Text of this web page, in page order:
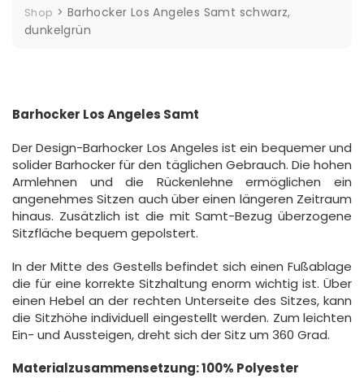
Shop > Barhocker Los Angeles Samt schwarz,
dunkelgrün
Barhocker Los Angeles Samt
Der Design-Barhocker Los Angeles ist ein bequemer und
solider Barhocker für den täglichen Gebrauch. Die hohen
Armlehnen und die Rückenlehne ermöglichen ein
angenehmes Sitzen auch über einen längeren Zeitraum
hinaus. Zusätzlich ist die mit Samt-Bezug überzogene
Sitzfläche bequem gepolstert.
In der Mitte des Gestells befindet sich einen Fußablage
die für eine korrekte Sitzhaltung enorm wichtig ist. Über
einen Hebel an der rechten Unterseite des Sitzes, kann
die Sitzhöhe individuell eingestellt werden. Zum leichten
Ein- und Aussteigen, dreht sich der Sitz um 360 Grad.
Materialzusammensetzung: 100% Polyester